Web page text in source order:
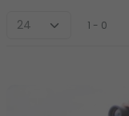
1 - 0